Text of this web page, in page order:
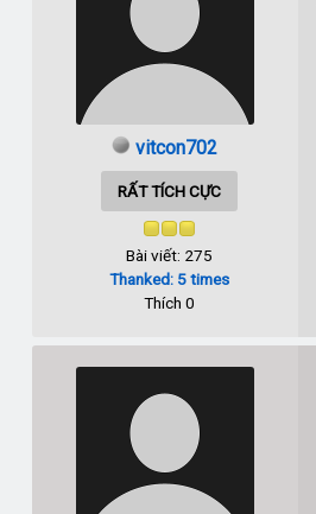
vitcon702
RẤT TÍCH CỰC
Bài viết: 275
Thanked: 5 times
Thích 0